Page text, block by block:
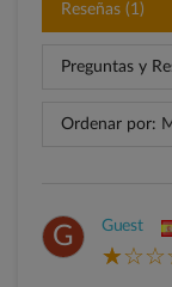
Reseñas (1)
Preguntas y
Ordenar por:
G Guest